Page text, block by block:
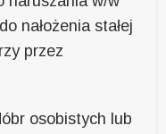
nałożenia stałej
przez
osobistych lub